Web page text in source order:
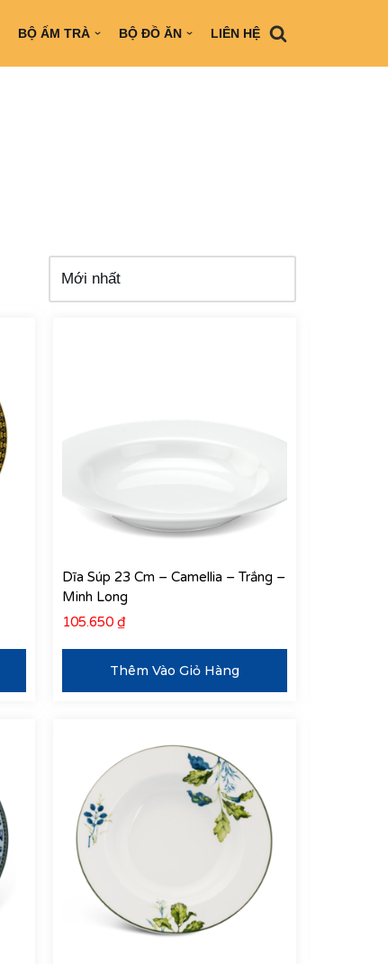
BỘ ẤM TRÀ BỘ ĐỒ ĂN LIÊN HỆ
Dĩa Súp 23 Cm – Camellia – Trắng –
Minh Long
105.650 ₫
Thêm Vào Giỏ Hàng